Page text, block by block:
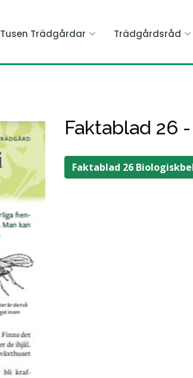
Tusen Trädgårdar Trädgårdsråd
Faktablad 26
Faktablad 26